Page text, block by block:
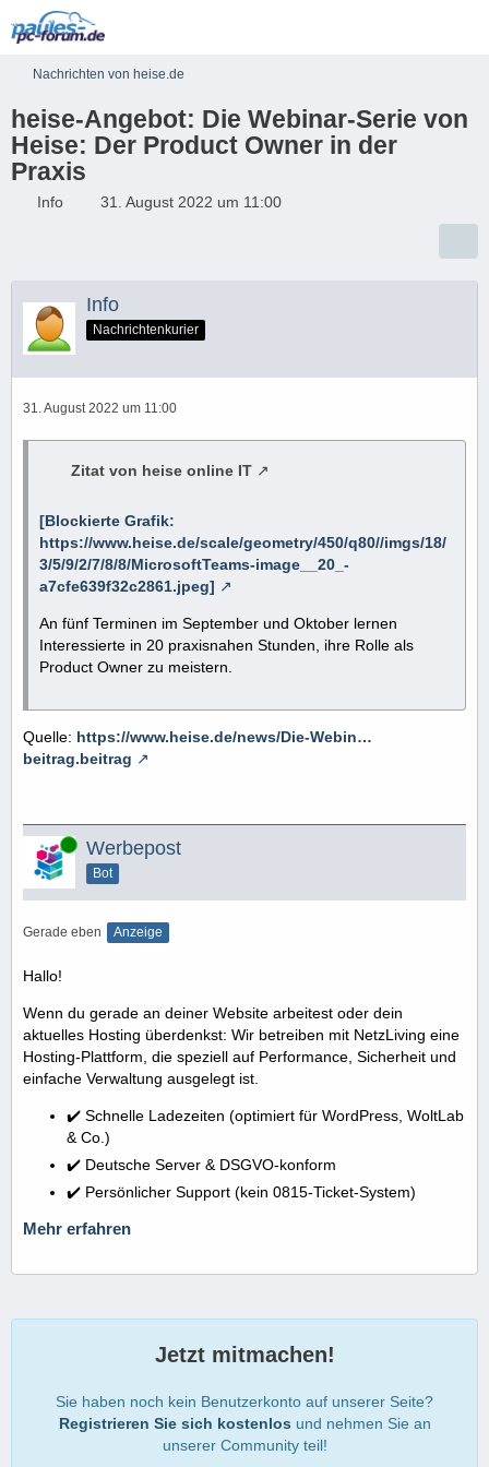
Nachrichten von heise.de
heise-Angebot: Die Webinar-Serie von
Heise: Der Product Owner in der
Praxis
Info 31. August 2022 um 11:00
Info
Nachrichtenkurier
31. August 2022 um 11:00
Zitat von heise online IT
[Blockierte Grafik:
https://www.heise.de/scale/geometry/450/q80//imgs/18/
3/5/9/2/7/8/8/MicrosoftTeams-image__20_-
a7cfe639f32c2861.jpeg]
An fünf Terminen im September und Oktober lernen
Interessierte in 20 praxisnahen Stunden, ihre Rolle als
Product Owner zu meistern.
Quelle: https://www.heise.de/news/Die-Webin…
beitrag.beitrag
Online Werbepost
Bot
Gerade eben Anzeige
Hallo!
Wenn du gerade an deiner Website arbeitest oder dein
aktuelles Hosting überdenkst: Wir betreiben mit NetzLiving eine
Hosting-Plattform, die speziell auf Performance, Sicherheit und
einfache Verwaltung ausgelegt ist.
✔️ Schnelle Ladezeiten (optimiert für WordPress, WoltLab
& Co.)
✔️ Deutsche Server & DSGVO-konform
✔️ Persönlicher Support (kein 0815-Ticket-System)
Mehr erfahren
Jetzt mitmachen!
Sie haben noch kein Benutzerkonto auf unserer Seite?
Registrieren Sie sich kostenlos und nehmen Sie an
unserer Community teil!